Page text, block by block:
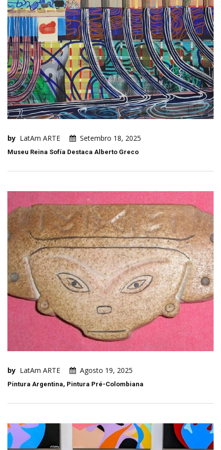
by LatAm ARTE Setembro 18, 2025
Museu Reina Sofía Destaca Alberto Greco
by LatAm ARTE Agosto 19, 2025
Pintura Argentina, Pintura Pré-Colombiana